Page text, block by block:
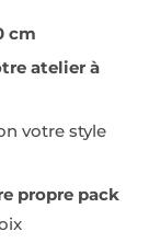
cm
atelier à
votre style
propre pack